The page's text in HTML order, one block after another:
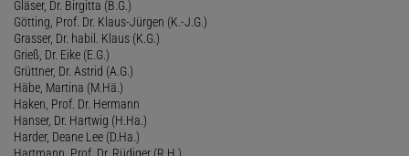
Gläser, Dr. Birgitta (B.G.)
Götting, Prof. Dr. Klaus-Jürgen (K.-J.G.)
Grasser, Dr. habil. Klaus (K.G.)
Grieß, Dr. Eike (E.G.)
Grüttner, Dr. Astrid (A.G.)
Häbe, Martina (M.Hä.)
Haken, Prof. Dr. Hermann
Hanser, Dr. Hartwig (H.Ha.)
Harder, Deane Lee (D.Ha.)
Hartmann, Prof. Dr. Rüdiger (R.H.)